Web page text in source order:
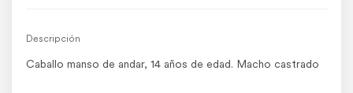
Descripción
Caballo manso de andar, 14 años de edad. Macho castrado